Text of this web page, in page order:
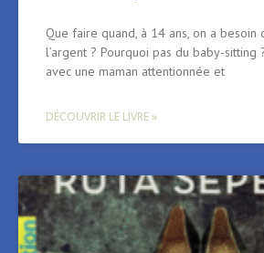
Que faire quand, à 14 ans, on a besoin
l’argent ? Pourquoi pas du baby-sitting
avec une maman attentionnée et
DÉCOUVRIR LE LIVRE »